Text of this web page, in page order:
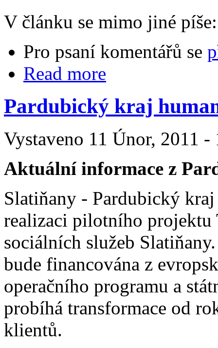
V článku se mimo jiné píše:
Pro psaní komentářů se
Read more
Pardubický kraj
Vystaveno 11 Únor, 2011
Aktuální informace z
Slatiňany - Pardubický
realizaci pilotního projektu
sociálních služeb
bude financována z
operačního programu a
probíhá transformace od
klientů.